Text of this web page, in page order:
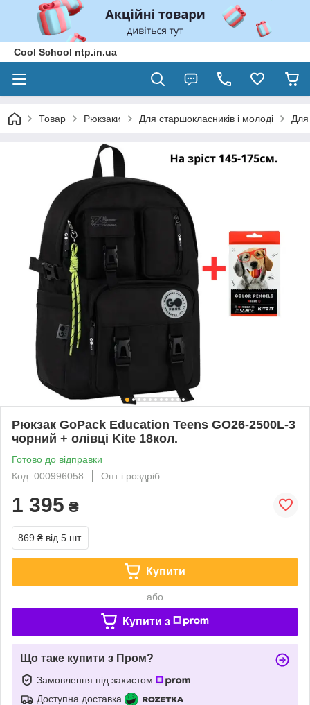
Cool School ntp.in.ua
Товар Рюкзаки Для старшокласників і молоді Для
Рюкзак GoPack Education Teens GO26-2500L-3
чорний + олівці Kite 18кол.
Готово до відправки
Код: 000996058
Опт і роздріб
1 395 ₴
869 ₴ від 5 шт.
Купити
або
Купити з
Що таке купити з Пром?
Замовлення під захистом
Доступна доставка